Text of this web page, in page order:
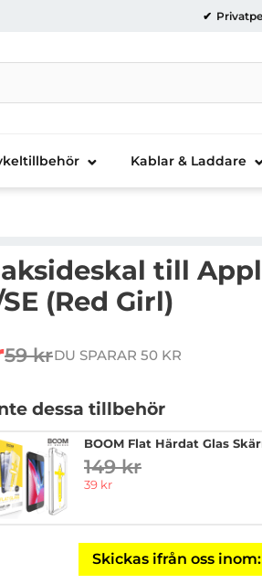
Kablar & Laddare
till
(Red Girl)
tidigare pris
59 krDU SPARAR 50 KR
dessa tillbehör
BOOM Flat Härdat Glas
tidigare pris
149 kr
rea pris
39 kr
Skickas ifrån oss